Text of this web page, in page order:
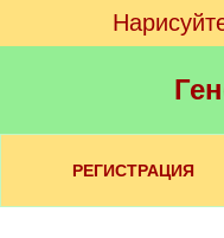
РЕГИСТРАЦИЯ